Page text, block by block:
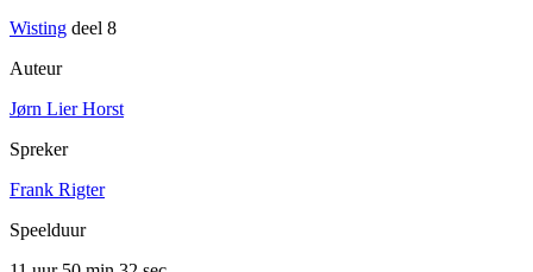
Wisting deel 8
Auteur
Jørn Lier Horst
Spreker
Frank Rigter
Speelduur